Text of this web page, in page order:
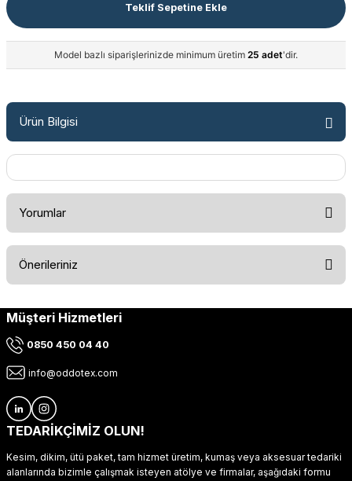
Teklif Sepetine Ekle
Model bazlı siparişlerinizde minimum üretim 25 adet'dir.
Ürün Bilgisi
Yorumlar
Önerileriniz
Bu ürünün fiyat bilgisi, resim, ürün açıklamalarında ve diğer
kullanarak tarafımıza iletebilirsiniz.
Ürün resmi kalitesiz, bozuk veya görüntülenemiyor.
Ürün açıklamasında eksik bilgiler bulunuyor.
Ürün fiyatı diğer sitelerden daha pahalı.
Müşteri Hizmetleri
0850 450 04 40
info@oddotex.com
TEDARİKÇİMİZ OLUN!
Kesim, dikim, ütü paket, tam hizmet üretim, kumaş veya aksesuar tedariki
alanlarında bizimle çalışmak isteyen atölye ve firmalar, aşağıdaki formu